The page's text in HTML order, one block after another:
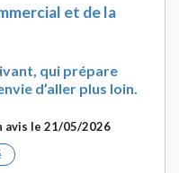
et de la
qui prépare
d’aller plus loin.
avis le 21/05/2026